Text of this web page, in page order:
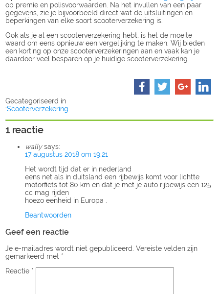
op premie en polisvoorwaarden. Na het invullen van een paar
gegevens, zie je bijvoorbeeld direct wat de uitsluitingen en
beperkingen van elke soort scooterverzekering is.
Ook als je al een scooterverzekering hebt, is het de moeite
waard om eens opnieuw een vergelijking te maken. Wij bieden
een korting op onze scooterverzekeringen aan en vaak kan je
daardoor veel besparen op je huidige scooterverzekering.
Gecategoriseerd in
:Scooterverzekering
1 reactie
wally says:
17 augustus 2018 om 19:21
Het wordt tijd dat er in nederland
eens net als in duitsland een rijbewijs komt voor lichtte
motorfiets tot 80 km en dat je met je auto rijbewijs een 125
cc mag rijden
hoezo eenheid in Europa .
Beantwoorden
Geef een reactie
Je e-mailadres wordt niet gepubliceerd. Vereiste velden zijn
gemarkeerd met *
Reactie *